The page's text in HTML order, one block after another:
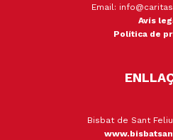
Email:
Avís
Política de
Bisbat de Sant